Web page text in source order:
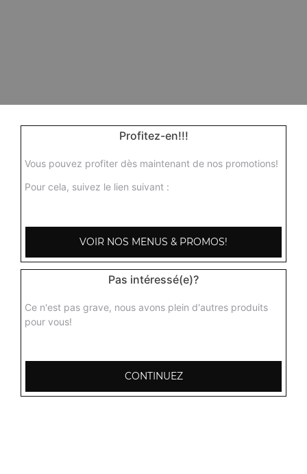
103, Avenue Robert Buron
Profitez-en!!!
Vous pouvez profiter dès maintenant de nos promotions!
Pour cela, suivez le lien suivant :
VOIR NOS MENUS & PROMOS!
Pas intéressé(e)?
Ce n'est pas grave, nous avons plein d'autres produits
pour vous!
CONTINUEZ